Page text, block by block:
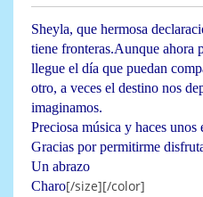
Sheyla, que hermosa
tiene fronteras.Aunque ahora
llegue el día que puedan
otro, a veces el destino nos
imaginamos.
Preciosa música y haces unos
Gracias por permitirme
Un abrazo
Charo[/size][/color]